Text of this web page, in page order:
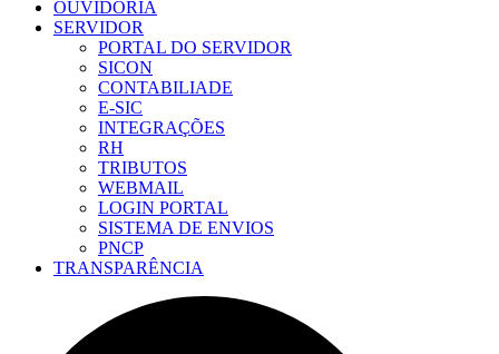
OUVIDORIA
SERVIDOR
PORTAL DO SERVIDOR
SICON
CONTABILIADE
E-SIC
INTEGRAÇÕES
RH
TRIBUTOS
WEBMAIL
LOGIN PORTAL
SISTEMA DE ENVIOS
PNCP
TRANSPARÊNCIA